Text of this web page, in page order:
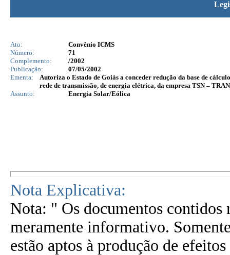
Ato:
Convênio ICMS
Número:
71
Complemento:
/2002
Publicação:
07/05/2002
Ementa:
Autoriza o Estado de Goiás a conceder redução da base de
rede de transmissão, de energia elétrica, da empresa TSN –
Assunto:
Energia Solar/Eólica
Nota Explicativa:
Nota: " Os documentos contidos
meramente informativo.
estão aptos à produção de